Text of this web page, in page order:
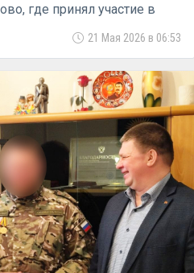
где принял участие в
в боях авиаторам Тюмени».
21 Мая 2026 в 06:53